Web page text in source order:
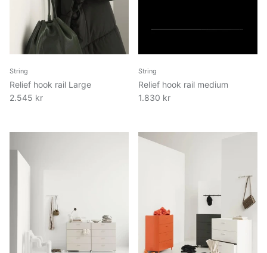
String
Relief hook rail Large
2.545 kr
String
Relief hook rail medium
1.830 kr